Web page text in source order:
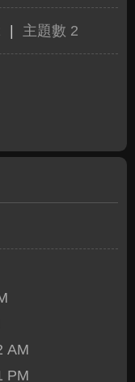
主題數 2
AM
PM